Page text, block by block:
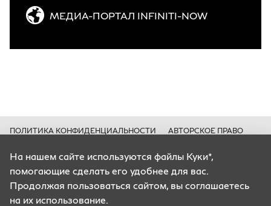
МЕДИА-ПОРТАЛ INFINITI-NOW
ПОЛИТИКА КОНФИДЕНЦИАЛЬНОСТИ
АВТОРСКОЕ ПРАВО
Цены носят информационный характер и ни при каких условиях не
являются публичной офертой, определяемой положениями Статьи 435
ГК РФ.
Все содержащиеся на Сайте сведения носят исключительно
информационный характер и не является исчерпывающими.
На нашем сайте используются файлы Куки*,
помогающие сделать его удобнее для вас.
Продолжая пользоваться сайтом, вы соглашаетесь
на их использование.